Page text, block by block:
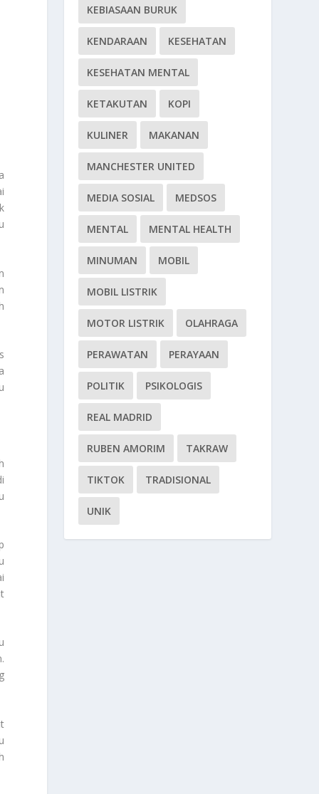
KEBIASAAN BURUK
KENDARAAN KESEHATAN
KESEHATAN MENTAL
KETAKUTAN KOPI
KULINER MAKANAN
MANCHESTER UNITED
MEDIA SOSIAL MEDSOS
MENTAL MENTAL HEALTH
MINUMAN MOBIL
MOBIL LISTRIK
MOTOR LISTRIK OLAHRAGA
PERAWATAN PERAYAAN
POLITIK PSIKOLOGIS
REAL MADRID
RUBEN AMORIM TAKRAW
TIKTOK TRADISIONAL
UNIK